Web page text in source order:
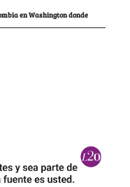
en Washington donde